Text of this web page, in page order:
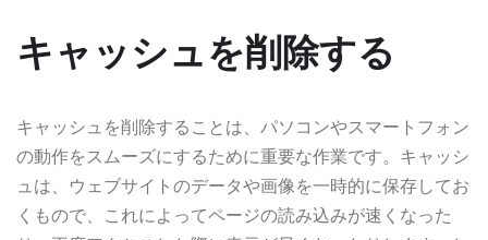
キャッシュを削除する
キャッシュを削除することは、パソコンやスマートフォン
の動作をスムーズにするために重要な作業です。キャッシ
ュは、ウェブサイトのデータや画像を一時的に保存してお
くもので、これによってページの読み込みが速くなった